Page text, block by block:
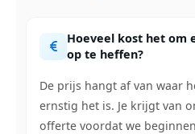
Hoeveel kost het om
op te heffen?
De prijs hangt af van waar
ernstig het is. Je krijgt van
offerte voordat we